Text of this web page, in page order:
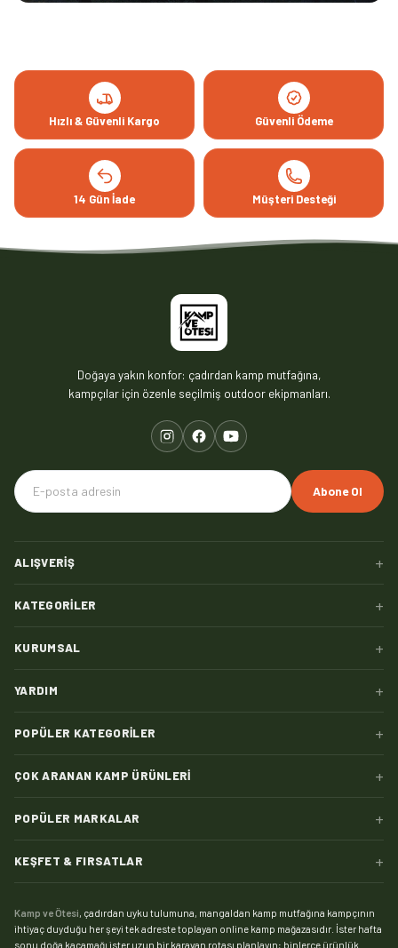
Hızlı & Güvenli Kargo Güvenli Ödeme
14 Gün İade Müşteri Desteği
Doğaya yakın konfor: çadırdan kamp mutfağına,
kampçılar için özenle seçilmiş outdoor ekipmanları.
Abone Ol
ALIŞVERIŞ +
KATEGORILER +
KURUMSAL +
YARDIM +
POPÜLER KATEGORILER +
ÇOK ARANAN KAMP ÜRÜNLERI +
POPÜLER MARKALAR +
KEŞFET & FIRSATLAR +
Kamp ve Ötesi , çadırdan uyku tulumuna, mangaldan kamp mutfağına kampçının
ihtiyaç duyduğu her şeyi tek adreste toplayan online kamp mağazasıdır. İster hafta
sonu doğa kaçamağı ister uzun bir karavan rotası planlayın; binlerce ürünlük